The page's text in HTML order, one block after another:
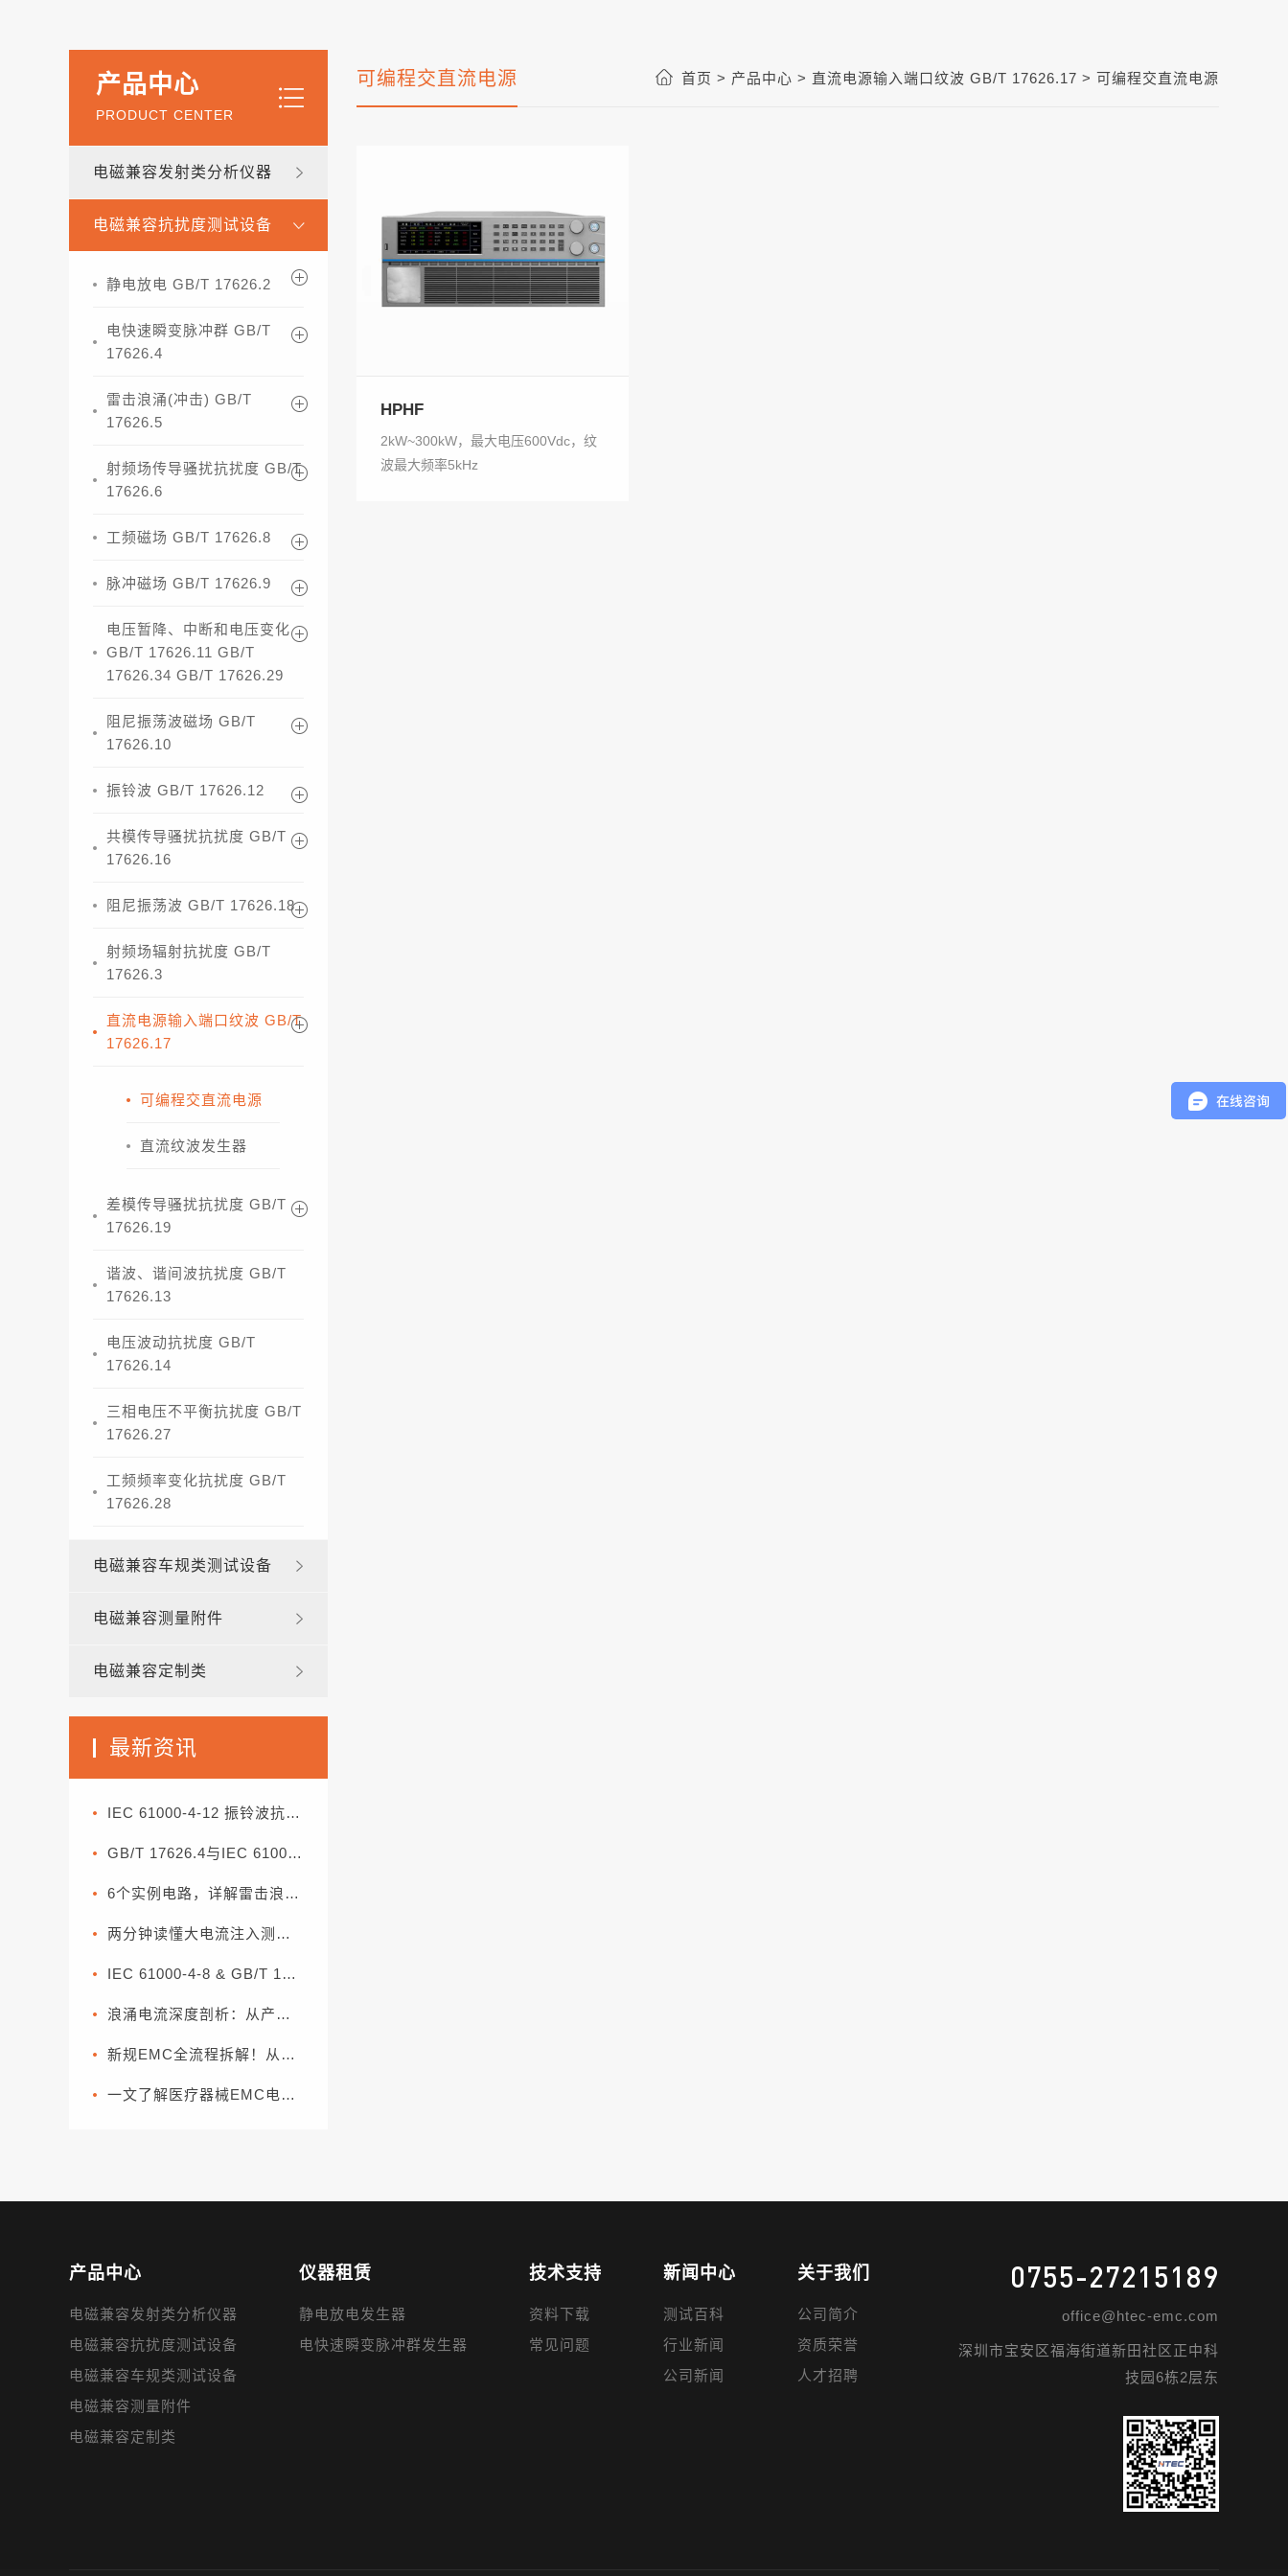
产品中心
PRODUCT CENTER
电磁兼容发射类分析仪器
电磁兼容抗扰度测试设备
静电放电 GB/T 17626.2
电快速瞬变脉冲群 GB/T
17626.4
雷击浪涌(冲击) GB/T
17626.5
射频场传导骚扰抗扰度 GB/T
17626.6
工频磁场 GB/T 17626.8
脉冲磁场 GB/T 17626.9
电压暂降、中断和电压变化
GB/T 17626.11 GB/T
17626.34 GB/T 17626.29
阻尼振荡波磁场 GB/T
17626.10
振铃波 GB/T 17626.12
共模传导骚扰抗扰度 GB/T
17626.16
阻尼振荡波 GB/T 17626.18
射频场辐射抗扰度 GB/T
17626.3
直流电源输入端口纹波 GB/T
17626.17
可编程交直流电源
直流纹波发生器
差模传导骚扰抗扰度 GB/T
17626.19
谐波、谐间波抗扰度 GB/T
17626.13
电压波动抗扰度 GB/T
17626.14
三相电压不平衡抗扰度 GB/T
17626.27
工频频率变化抗扰度 GB/T
17626.28
电磁兼容车规类测试设备
电磁兼容测量附件
电磁兼容定制类
最新资讯
IEC 61000-4-12 振铃波抗扰度试验标准解析
GB/T 17626.4与IEC 61000-4-4：电快速瞬变脉冲群抗扰度试验解读
6个实例电路，详解雷击浪涌的防护
两分钟读懂大电流注入测试（BCI）
IEC 61000-4-8 & GB/T 17626.8 工频磁场系数
浪涌电流深度剖析：从产生机理到分级抑制方案
新规EMC全流程拆解！从零部件到整车，一套流程搞定合规（下篇）
一文了解医疗器械EMC电磁兼容常用的基本方法
首页 > 产品中心 > 直流电源输入端口纹波 GB/T 17626.17 > 可编程交直流电源
可编程交直流电源
HPHF
2kW~300kW，最大电压600Vdc，纹
波最大频率5kHz
产品中心
电磁兼容发射类分析仪器
电磁兼容抗扰度测试设备
电磁兼容车规类测试设备
电磁兼容测量附件
电磁兼容定制类
仪器租赁
静电放电发生器
电快速瞬变脉冲群发生器
技术支持
资料下载
常见问题
新闻中心
测试百科
行业新闻
公司新闻
关于我们
公司简介
资质荣誉
人才招聘
0755-27215189
office@htec-emc.com
深圳市宝安区福海街道新田社区正中科
技园6栋2层东